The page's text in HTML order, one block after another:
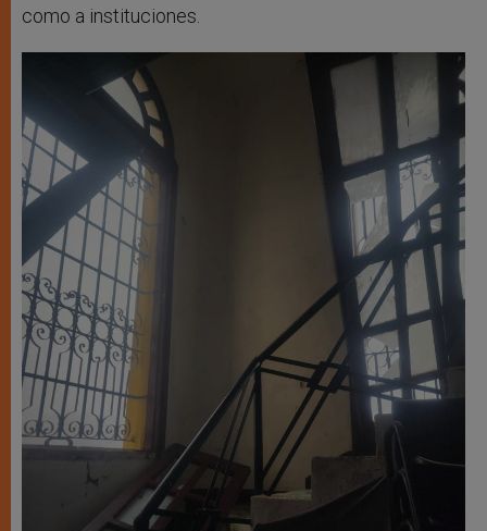
como a instituciones.